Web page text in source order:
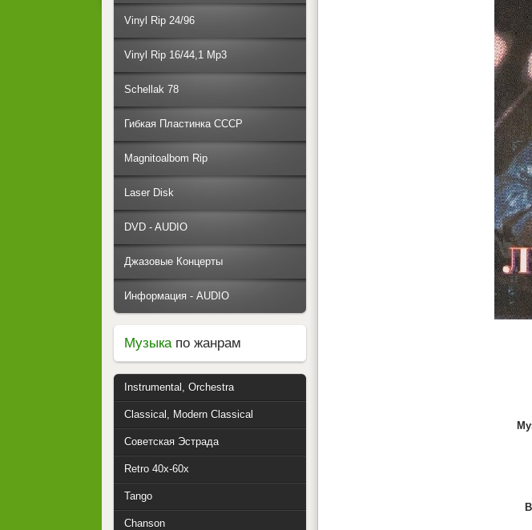
Vinyl Rip 24/96
Vinyl Rip 16/44,1 Mp3
Schellak 78
Гибкая Пластинка СССР
Magnitoalbom Rip
Laser Disk
DVD - AUDIO
Джазовые Концерты
Информация - AUDIO
Музыкапо жанрам
Instrumental, Orchestra
Classical, Modern Classical
Советская Эстрада
Retro 40x-60x
Tango
Chanson